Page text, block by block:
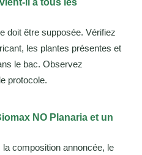
doit être supposée. Vérifiez
les plantes présentes et
le bac. Observez
protocole.
NO Planaria et un
composition annoncée, le